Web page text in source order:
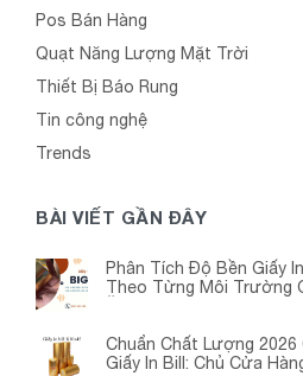
Pos Bán Hàng
Quạt Năng Lượng Mặt Trời
Thiết Bị Báo Rung
Tin công nghệ
Trends
BÀI VIẾT GẦN ĐÂY
Phân Tích Độ Bền Giấy In
Theo Từng Môi Trường
Chuẩn Chất Lượng 2026
Giấy In Bill: Chủ Cửa